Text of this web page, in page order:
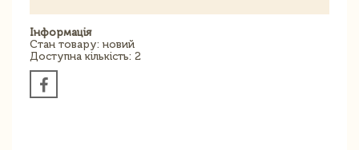
Інформація
Стан товару: новий
Доступна кількість: 2